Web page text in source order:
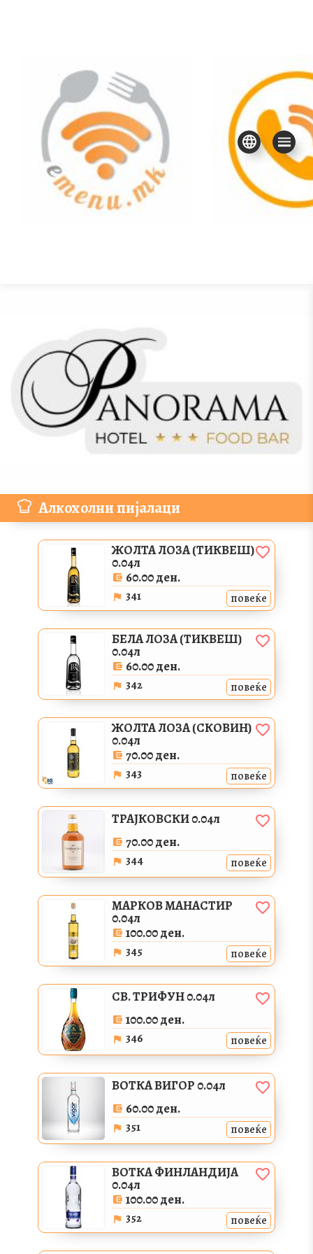
Алкохолни пијалаци
ЖОЛТА ЛОЗА (ТИКВЕШ)
0.04л
60.00 ден.
341 повеќе
БЕЛА ЛОЗА (ТИКВЕШ)
0.04л
60.00 ден.
342 повеќе
ЖОЛТА ЛОЗА (СКОВИН)
0.04л
70.00 ден.
343 повеќе
ТРАЈКОВСКИ 0.04л
70.00 ден.
344 повеќе
МАРКОВ МАНАСТИР
0.04л
100.00 ден.
345 повеќе
СВ. ТРИФУН 0.04л
100.00 ден.
346 повеќе
ВОТКА ВИГОР 0.04л
60.00 ден.
351 повеќе
ВОТКА ФИНЛАНДИЈА
0.04л
100.00 ден.
352 повеќе